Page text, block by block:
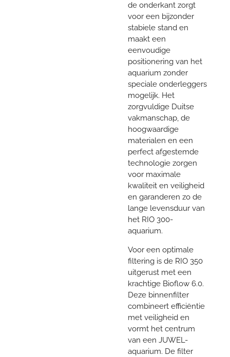
de onderkant zorgt
voor een bijzonder
stabiele stand en
maakt een
eenvoudige
positionering van het
aquarium zonder
speciale onderleggers
mogelijk. Het
zorgvuldige Duitse
vakmanschap, de
hoogwaardige
materialen en een
perfect afgestemde
technologie zorgen
voor maximale
kwaliteit en veiligheid
en garanderen zo de
lange levensduur van
het RIO 300-
aquarium.
Voor een optimale
filtering is de RIO 350
uitgerust met een
krachtige Bioflow 6.0.
Deze binnenfilter
combineert efficiëntie
met veiligheid en
vormt het centrum
van een JUWEL-
aquarium. De filter